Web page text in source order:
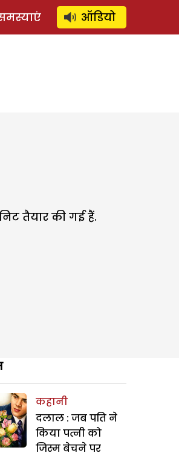
⚲ SUBSCRIBE
ऑडियो
तैयार की गई हैं.
कहानी
दलाल : जब पति ने
किया पत्नी को
जिस्म बेचने पर